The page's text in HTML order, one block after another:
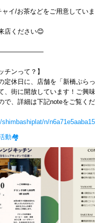
イ/お茶などをご用意していま
店ください😊
チンって？】
定休日に、店舗を「新橋ぷら
、街に開放しています！ご興
で、詳細は下記noteをご覧くだ
n/n6a71e5aaba15
動🏘